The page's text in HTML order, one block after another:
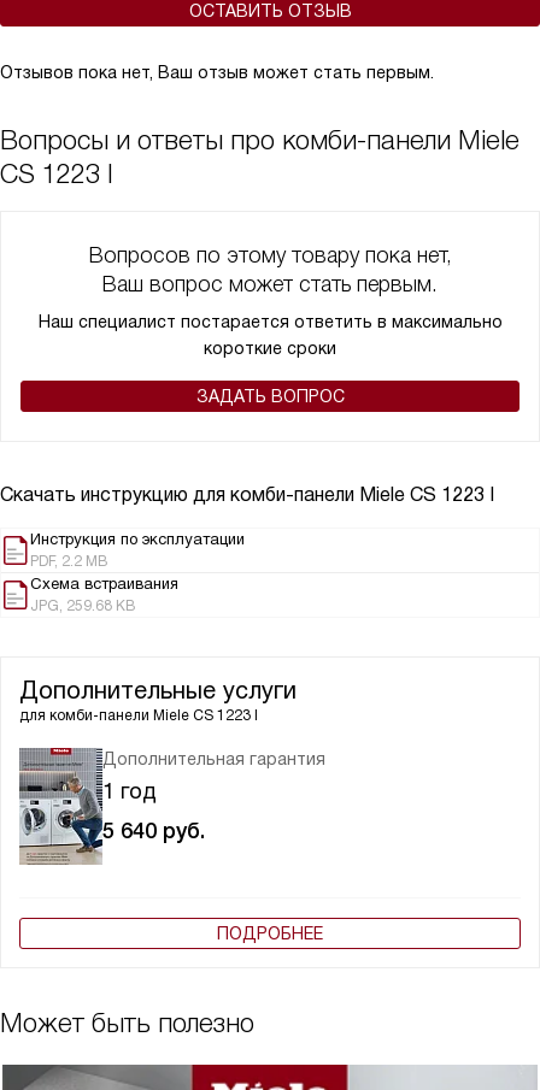
ОСТАВИТЬ ОТЗЫВ
Отзывов пока нет, Ваш отзыв может стать первым.
Вопросы и ответы про комби-панели Miele
CS 1223 I
Вопросов по этому товару пока нет,
Ваш вопрос может стать первым.
Наш специалист постарается ответить в максимально
короткие сроки
ЗАДАТЬ ВОПРОС
Скачать инструкцию для комби-панели Miele CS 1223 I
Инструкция по эксплуатации
PDF, 2.2 MB
Схема встраивания
JPG, 259.68 KB
Дополнительные услуги
для комби-панели Miele CS 1223 I
Дополнительная гарантия
1 год
5 640 руб.
ПОДРОБНЕЕ
Может быть полезно